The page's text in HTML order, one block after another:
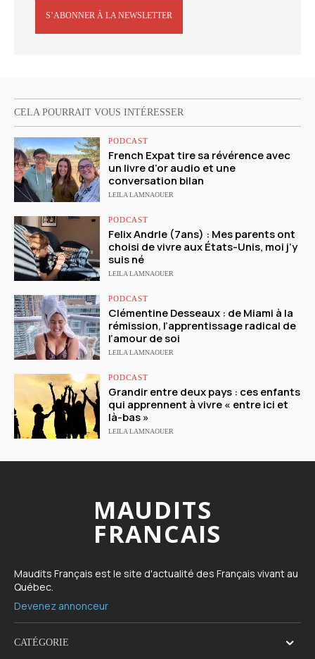
S’ABONNER À LA NEWSLETTER
CELA POURRAIT VOUS INTÉRESSER
PODCAST
French Expat tire sa révérence avec
un livre d’or audio et une
conversation bilan
LEILA LAMNAOUER
PODCAST
Felix Andrle (7ans) : Mes parents ont
choisi de vivre aux États-Unis, moi j’y
suis né
LEILA LAMNAOUER
PODCAST
Clémentine Desseaux : de Miami à la
rémission, l’apprentissage radical de
l’amour de soi
LEILA LAMNAOUER
PODCAST
Grandir entre deux pays : ces enfants
qui apprennent à vivre « entre ici et
là-bas »
LEILA LAMNAOUER
MAUDITS
FRANCAIS
Maudits Français est le site d'actualité des Français vivant au
Québec.
Devenez annonceur
CATÉGORIE